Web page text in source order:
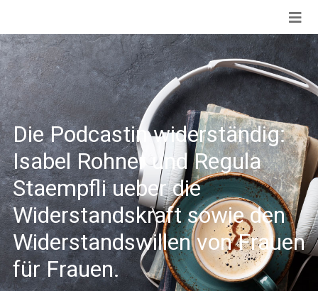
Die Podcastin widerständig:
Isabel Rohner und Regula
Staempfli ueber die
Widerstandskraft sowie den
Widerstandswillen von Frauen
für Frauen.